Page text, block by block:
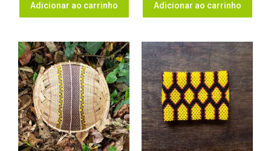
Adicionar ao carrinho Adicionar ao carrinho